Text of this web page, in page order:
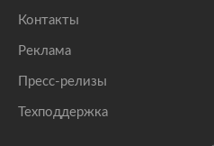
Контакты
Реклама
Пресс-релизы
Техподдержка